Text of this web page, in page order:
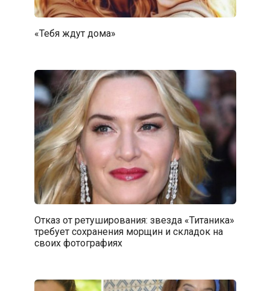
«Тебя ждут дома»
Отказ от ретуширования: звезда «Титаника»
требует сохранения морщин и складок на
своих фотографиях